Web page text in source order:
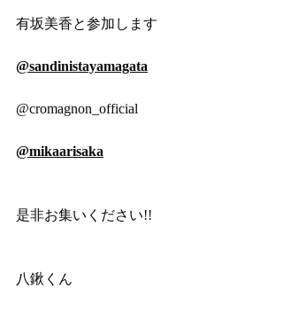
有坂美香と参加します
@sandinistayamagata
@cromagnon_official
@mikaarisaka
是非お集いください!!
八鍬くん